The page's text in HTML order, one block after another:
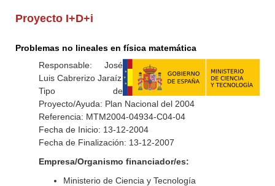
Proyecto I+D+i
Problemas no lineales en física matemática
Responsable: José
Luis Cabrerizo Jaraíz
Tipo de
Proyecto/Ayuda: Plan Nacional del 2004
Referencia: MTM2004-04934-C04-04
Fecha de Inicio: 13-12-2004
Fecha de Finalización: 13-12-2007
Empresa/Organismo financiador/es:
Ministerio de Ciencia y Tecnología